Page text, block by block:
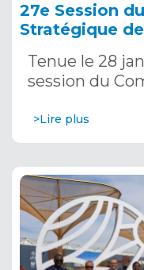
27e Session
Stratégique de
Tenue le 28
session du
>Lire plus